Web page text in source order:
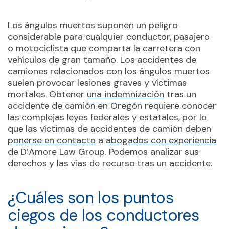
Los ángulos muertos suponen un peligro
considerable para cualquier conductor, pasajero
o motociclista que comparta la carretera con
vehículos de gran tamaño. Los accidentes de
camiones relacionados con los ángulos muertos
suelen provocar lesiones graves y víctimas
mortales. Obtener una indemnización tras un
accidente de camión en Oregón requiere conocer
las complejas leyes federales y estatales, por lo
que las víctimas de accidentes de camión deben
ponerse en contacto a abogados con experiencia
de D’Amore Law Group. Podemos analizar sus
derechos y las vías de recurso tras un accidente.
¿Cuáles son los puntos
ciegos de los conductores